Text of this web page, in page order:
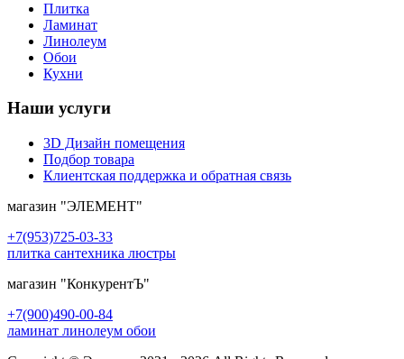
Плитка
Ламинат
Линолеум
Обои
Кухни
Наши услуги
3D Дизайн помещения
Подбор товара
Клиентская поддержка и обратная связь
магазин "ЭЛЕМЕНТ"
+7(953)725-03-33
плитка сантехника люстры
магазин "КонкурентЪ"
+7(900)490-00-84
ламинат линолеум обои